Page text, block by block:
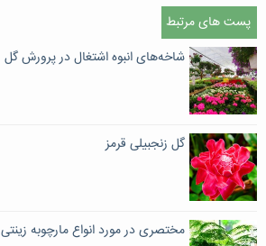
پست های مرتبط
شاخه‌های انبوه اشتغال در پرورش گل
گل زنجبیلی قرمز
مختصری در مورد انواع مارچوبه زینتی